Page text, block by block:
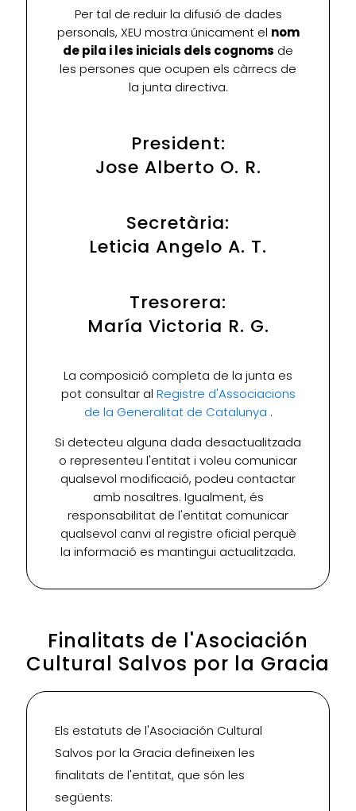
Per tal de reduir la difusió de dades
personals, XEU mostra únicament el nom
de pila i les inicials dels cognoms de
les persones que ocupen els càrrecs de
la junta directiva.
President:
Jose Alberto O. R.
Secretària:
Leticia Angelo A. T.
Tresorera:
María Victoria R. G.
La composició completa de la junta es
pot consultar al Registre d'Associacions
de la Generalitat de Catalunya .
Si detecteu alguna dada desactualitzada
o representeu l'entitat i voleu comunicar
qualsevol modificació, podeu contactar
amb nosaltres. Igualment, és
responsabilitat de l'entitat comunicar
qualsevol canvi al registre oficial perquè
la informació es mantingui actualitzada.
Finalitats de l'Asociación
Cultural Salvos por la Gracia
Els estatuts de l'Asociación Cultural
Salvos por la Gracia defineixen les
finalitats de l'entitat, que són les
següents: